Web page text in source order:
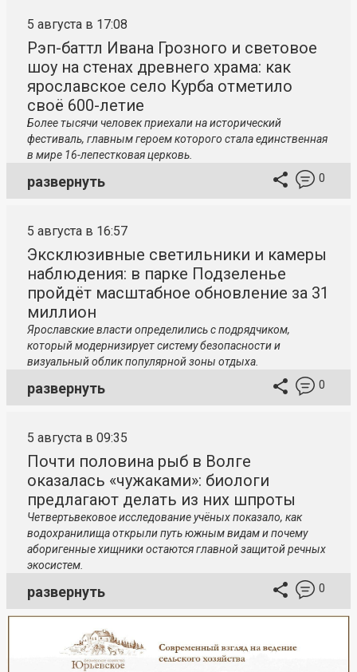
5 августа в 17:08
Рэп-баттл Ивана Грозного и световое
шоу на стенах древнего храма: как
ярославское село Курба отметило
своё 600-летие
Более тысячи человек приехали на исторический
фестиваль, главным героем которого стала единственная
в мире 16-лепестковая церковь.
развернуть 0
5 августа в 16:57
Эксклюзивные светильники и камеры
наблюдения: в парке Подзеленье
пройдёт масштабное обновление за 31
миллион
Ярославские власти определились с подрядчиком,
который модернизирует систему безопасности и
визуальный облик популярной зоны отдыха.
развернуть 0
5 августа в 09:35
Почти половина рыб в Волге
оказалась «чужаками»: биологи
предлагают делать из них шпроты
Четвертьвековое исследование учёных показало, как
водохранилища открыли путь южным видам и почему
аборигенные хищники остаются главной защитой речных
экосистем.
развернуть 0